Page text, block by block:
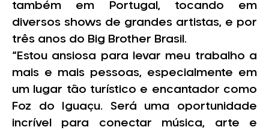
também em Portugal, tocando em
diversos shows de grandes artistas, e por
três anos do Big Brother Brasil.
“Estou ansiosa para levar meu trabalho a
mais e mais pessoas, especialmente em
um lugar tão turístico e encantador como
Foz do Iguaçu. Será uma oportunidade
incrível para conectar música, arte e